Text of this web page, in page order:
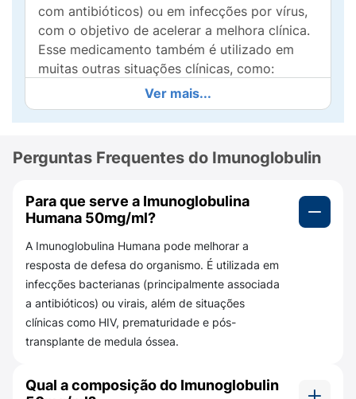
com antibióticos) ou em infecções por vírus,
com o objetivo de acelerar a melhora clínica.
Esse medicamento também é utilizado em
muitas outras situações clínicas, como:
pacientes infectados pelo vírus da
imunodeficiência humana (HIV), nas infecções
em prematuros ou após um transplante de
Imunoglobulin é usado, muitas vezes, para
melhorar a resposta da defesa do organismo.
Ver mais...
Perguntas Frequentes do Imunoglobulin
Para que serve a Imunoglobulina
Humana 50mg/ml?
A Imunoglobulina Humana pode melhorar a
resposta de defesa do organismo. É utilizada em
infecções bacterianas (principalmente associada
a antibióticos) ou virais, além de situações
clínicas como HIV, prematuridade e pós-
transplante de medula óssea.
Qual a composição do Imunoglobulin